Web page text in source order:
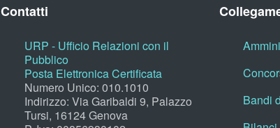
Contatti
URP - Ufficio Relazioni con il
Pubblico
Posta Elettronica Certificata
Numero Unico: 010.1010
Indirizzo: Via Garibaldi 9, Palazzo
Tursi, 16124 Genova
Bandi